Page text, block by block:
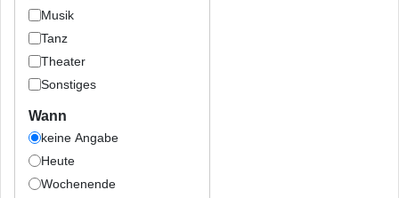
Musik
Tanz
Theater
Sonstiges
Wann
keine Angabe
Heute
Wochenende